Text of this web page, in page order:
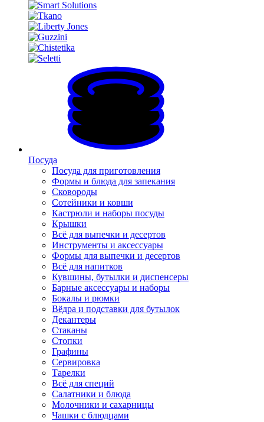
Посуда
Посуда для приготовления
Формы и блюда для запекания
Сковороды
Сотейники и ковши
Кастрюли и наборы посуды
Крышки
Всё для выпечки и десертов
Инструменты и аксессуары
Формы для выпечки и десертов
Всё для напитков
Кувшины, бутылки и диспенсеры
Барные аксессуары и наборы
Бокалы и рюмки
Вёдра и подставки для бутылок
Декантеры
Стаканы
Стопки
Графины
Сервировка
Тарелки
Всё для специй
Салатники и блюда
Молочники и сахарницы
Чашки с блюдцами